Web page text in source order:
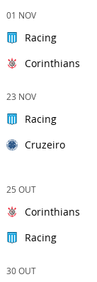
01 NOV
Racing
Corinthians
23 NOV
Racing
Cruzeiro
25 OUT
Corinthians
Racing
30 OUT